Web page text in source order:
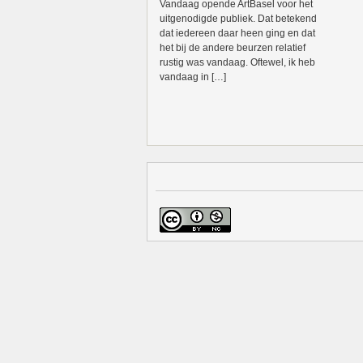
Vandaag opende ArtBasel voor het
uitgenodigde publiek. Dat betekend
dat iedereen daar heen ging en dat
het bij de andere beurzen relatief
rustig was vandaag. Oftewel, ik heb
vandaag in […]